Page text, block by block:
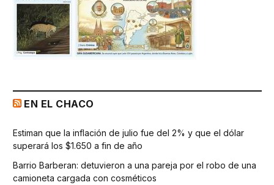
EN EL CHACO
Estiman que la inflación de julio fue del 2% y que el dólar
superará los $1.650 a fin de año
Barrio Barberan: detuvieron a una pareja por el robo de una
camioneta cargada con cosméticos